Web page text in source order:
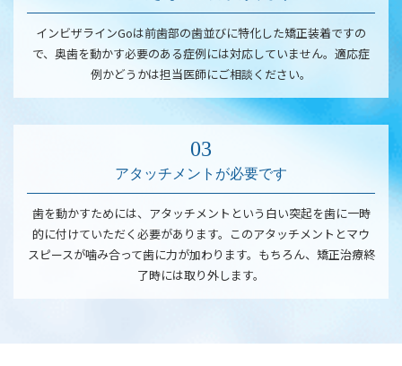
インビザラインGoは前歯部の歯並びに特化した矯正装着ですの
で、奥歯を動かす必要のある症例には対応していません。適応症
例かどうかは担当医師にご相談ください。
アタッチメントが必要です
歯を動かすためには、アタッチメントという白い突起を歯に一時
的に付けていただく必要があります。このアタッチメントとマウ
スピースが噛み合って歯に力が加わります。もちろん、矯正治療終
了時には取り外します。